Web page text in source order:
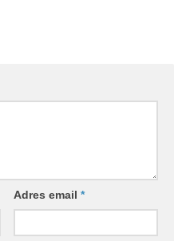
Adres email *